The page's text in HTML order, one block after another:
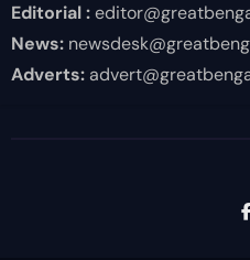
Editorial :
News:
Adverts: